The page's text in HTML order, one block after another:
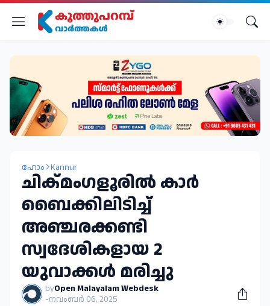
ഹോം Kannur
ചിക്മംഗളൂരിൽ കാർ
ബൈക്കിലിടിച്ച്
അഞ്ചരക്കണ്ടി
സ്വദേശികളായ 2
യുവാക്കൾ മരിച്ചു
byOpen Malayalam Webdesk
-നവംബർ 06, 2025